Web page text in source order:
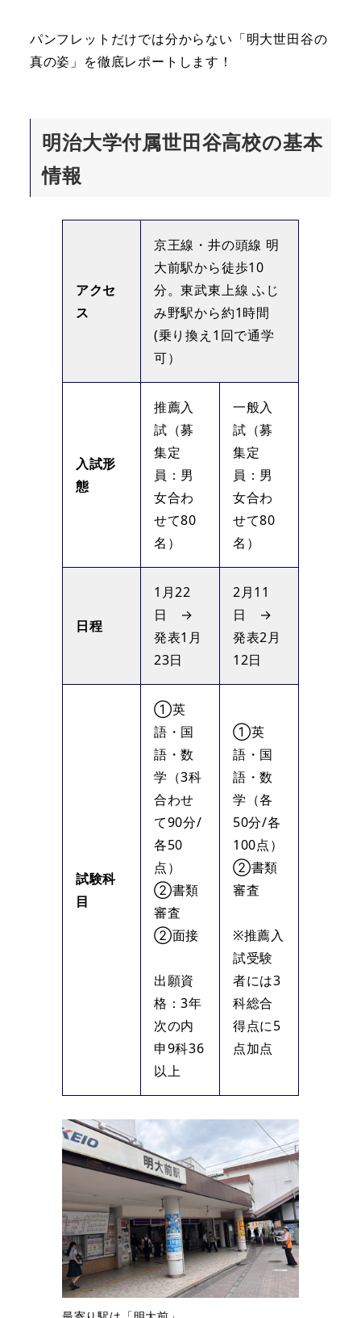
パンフレットだけでは分からない「明大世田谷の
真の姿」を徹底レポートします！
明治大学付属世田谷高校の基本
情報
アクセ
ス
京王線・井の頭線 明
大前駅から徒歩10
分。東武東上線 ふじ
み野駅から約1時間
(乗り換え1回で通学
可）
入試形
態
推薦入
試（募
集定
員：男
女合わ
せて80
名）
一般入
試（募
集定
員：男
女合わ
せて80
名）
日程
1月22
日 →
発表1月
23日
2月11
日 →
発表2月
12日
試験科
目
①英
語・国
語・数
学（3科
合わせ
て90分/
各50
点）
②書類
審査
②面接
出願資
格：3年
次の内
申9科36
以上
①英
語・国
語・数
学（各
50分/各
100点）
②書類
審査
※推薦入
試受験
者には3
科総合
得点に5
点加点